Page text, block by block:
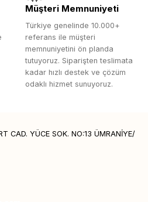
Müşteri Memnuniyeti
Türkiye genelinde 10.000+
referans ile müşteri
memnuniyetini ön planda
tutuyoruz. Siparişten teslimata
kadar hızlı destek ve çözüm
odaklı hizmet sunuyoruz.
CAD. YÜCE SOK. NO:13 ÜMRANİYE/